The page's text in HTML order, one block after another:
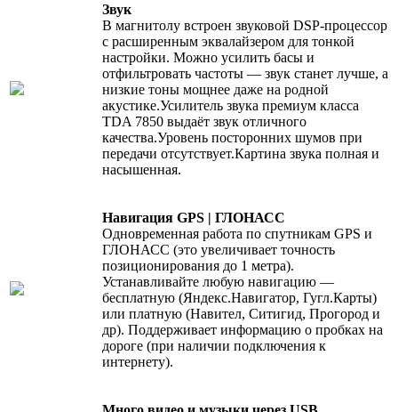
Звук
В магнитолу встроен звуковой DSP-процессор
с расширенным эквалайзером для тонкой
настройки. Можно усилить басы и
отфильтровать частоты — звук станет лучше, а
низкие тоны мощнее даже на родной
акустике.Усилитель звука премиум класса
TDA 7850 выдаёт звук отличного
качества.Уровень посторонних шумов при
передачи отсутствует.Картина звука полная и
насышенная.
Навигация GPS | ГЛОНАСС
Одновременная работа по спутникам GPS и
ГЛОНАСС (это увеличивает точность
позиционирования до 1 метра).
Устанавливайте любую навигацию —
бесплатную (Яндекс.Навигатор, Гугл.Карты)
или платную (Навител, Ситигид, Прогород и
др). Поддерживает информацию о пробках на
дороге (при наличии подключения к
интернету).